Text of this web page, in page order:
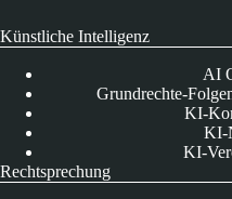
Künstliche Intelligenz
AI
Grundrechte-
KI-
KI-
KI-
Rechtsprechung